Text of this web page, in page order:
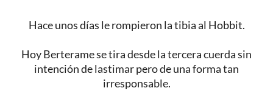
Hace unos días le rompieron la tibia al Hobbit.
Hoy Berterame se tira desde la tercera cuerda sin
intención de lastimar pero de una forma tan
irresponsable.